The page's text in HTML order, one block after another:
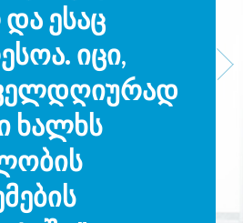
და ესაც
იცი,
ხალხს